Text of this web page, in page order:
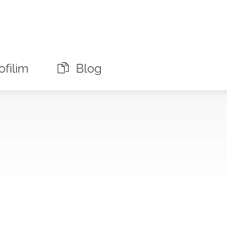
Blog